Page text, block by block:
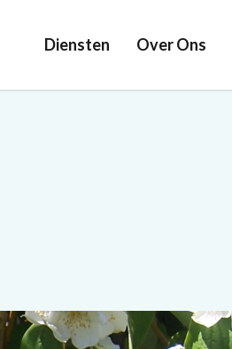
Diensten Over Ons